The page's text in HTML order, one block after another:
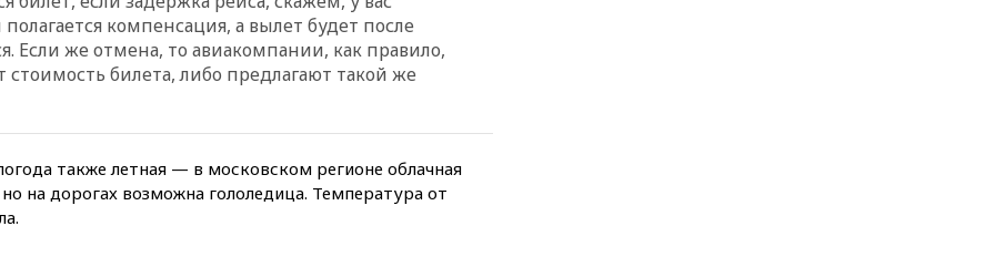
00:05Девочка с «маской
Бэтмена» показала лицо
после последней операции
вчера, 23:35 Российского
«Спартак»
разгромил «Оренбург» в
Кубке России
компенсация, а вылет будет после
Если же отмена, то авиакомпании, как правило,
билета, либо предлагают такой же
также летная — в московском регионе облачная
на дорогах возможна гололедица. Температура от